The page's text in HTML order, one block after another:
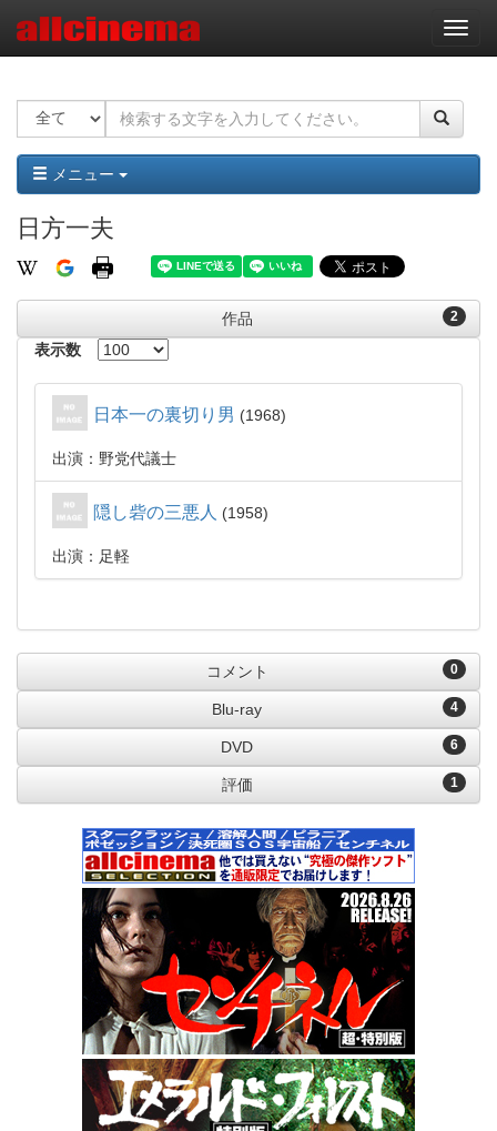
ナ
ビ
ー
ョ
ン
メニュー
日方一夫
2
作品
表示数
日本一の裏切り男 1968
出演：野党代議士
隠し砦の三悪人 1958
出演：足軽
0
コメント
4
Blu-ray
6
DVD
1
評価